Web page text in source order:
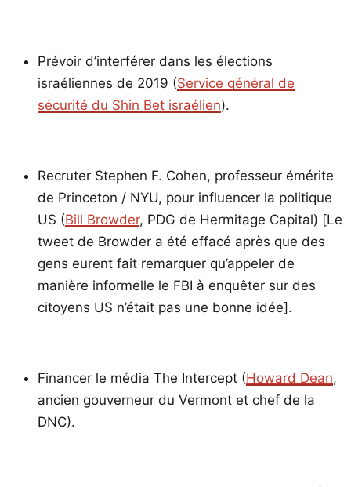
Prévoir d’interférer dans les élections
israéliennes de 2019 (Service général de
sécurité du Shin Bet israélien).
Recruter Stephen F. Cohen, professeur émérite
de Princeton / NYU, pour influencer la politique
US (Bill Browder, PDG de Hermitage Capital) [Le
tweet de Browder a été effacé après que des
gens eurent fait remarquer qu’appeler de
manière informelle le FBI à enquêter sur des
citoyens US n’était pas une bonne idée].
Financer le média The Intercept (Howard Dean,
ancien gouverneur du Vermont et chef de la
DNC).